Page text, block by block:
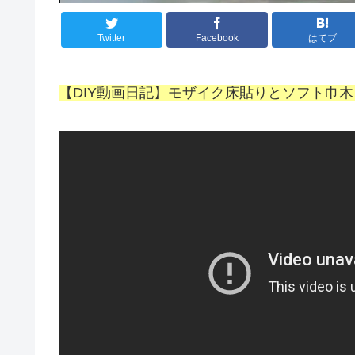
Twitter Facebook はてブ
【DIY動画日記】モザイク床貼りとソフト巾